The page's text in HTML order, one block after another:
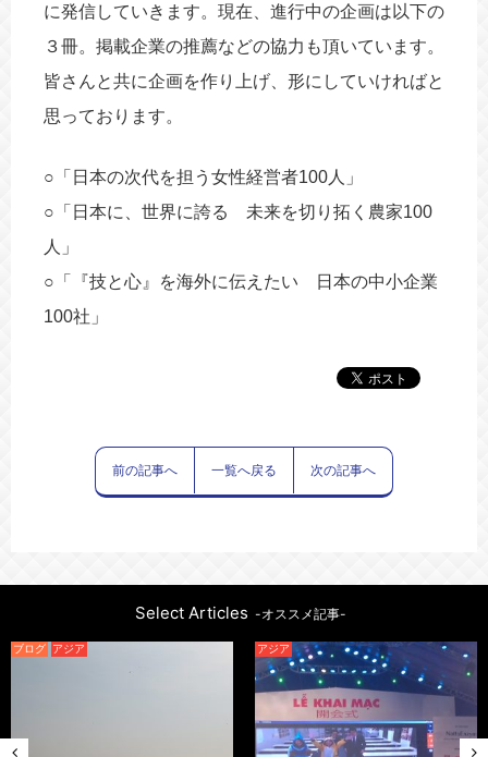
に発信していきます。現在、進行中の企画は以下の
３冊。掲載企業の推薦などの協力も頂いています。
皆さんと共に企画を作り上げ、形にしていければと
思っております。
○「日本の次代を担う女性経営者100人」
○「日本に、世界に誇る 未来を切り拓く農家100
人」
○「『技と心』を海外に伝えたい 日本の中小企業
100社」
前の記事へ 一覧へ戻る 次の記事へ
Select Articles -オススメ記事-
ブログ アジア アジア